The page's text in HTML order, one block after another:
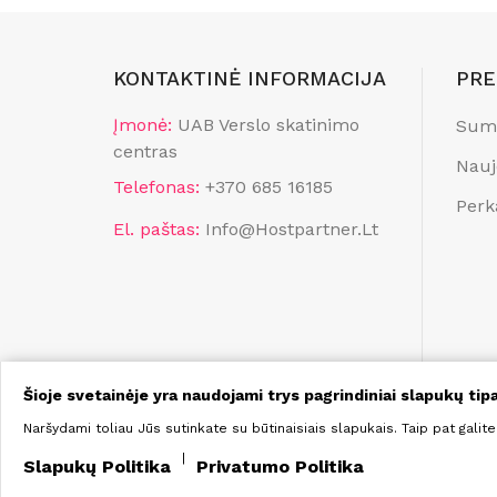
KONTAKTINĖ INFORMACIJA
Įmonė: UAB Verslo skatinimo
centras
Telefonas: +370 685 16185
El. paštas: Info@hostpartner.lt
Šioje svetainėje yra naudojami trys pagrindiniai slapukų
Naršydami toliau Jūs sutinkate su būtinaisiais slapukais. Taip pat
Slapukų Politika Privatumo Politika